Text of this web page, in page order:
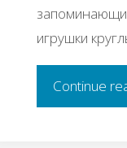
игрушки
Continue